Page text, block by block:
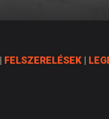
| FELSZERELÉSEK |